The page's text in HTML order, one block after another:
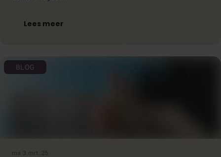
Lees meer
BLOG
ma 3 mrt. 25